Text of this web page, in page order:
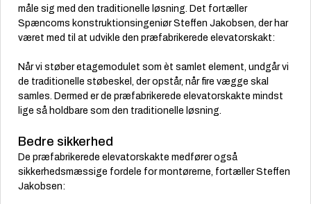
måle sig med den traditionelle løsning. Det fortæller
Spæncoms konstruktionsingeniør Steffen Jakobsen, der har
været med til at udvikle den præfabrikerede elevatorskakt:
Når vi støber etagemodulet som èt samlet element, undgår vi
de traditionelle støbeskel, der opstår, når fire vægge skal
samles. Dermed er de præfabrikerede elevatorskakte mindst
lige så holdbare som den traditionelle løsning.
Bedre sikkerhed
De præfabrikerede elevatorskakte medfører også
sikkerhedsmæssige fordele for montørerne, fortæller Steffen
Jakobsen: